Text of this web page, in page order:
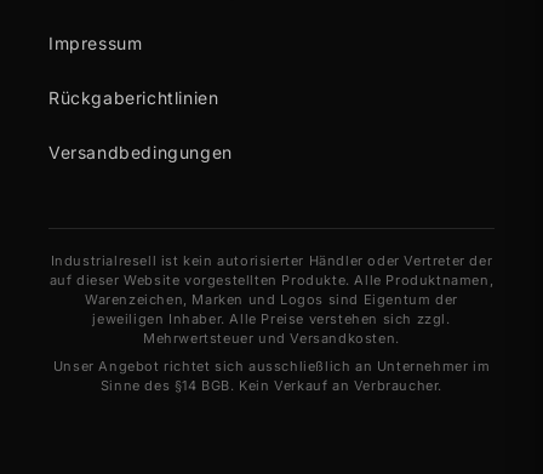
Impressum
Rückgaberichtlinien
Versandbedingungen
Industrialresell ist kein autorisierter Händler oder Vertreter der
auf dieser Website vorgestellten Produkte. Alle Produktnamen,
Warenzeichen, Marken und Logos sind Eigentum der
jeweiligen Inhaber. Alle Preise verstehen sich zzgl.
Mehrwertsteuer und Versandkosten.
Unser Angebot richtet sich ausschließlich an Unternehmer im
Sinne des §14 BGB. Kein Verkauf an Verbraucher.